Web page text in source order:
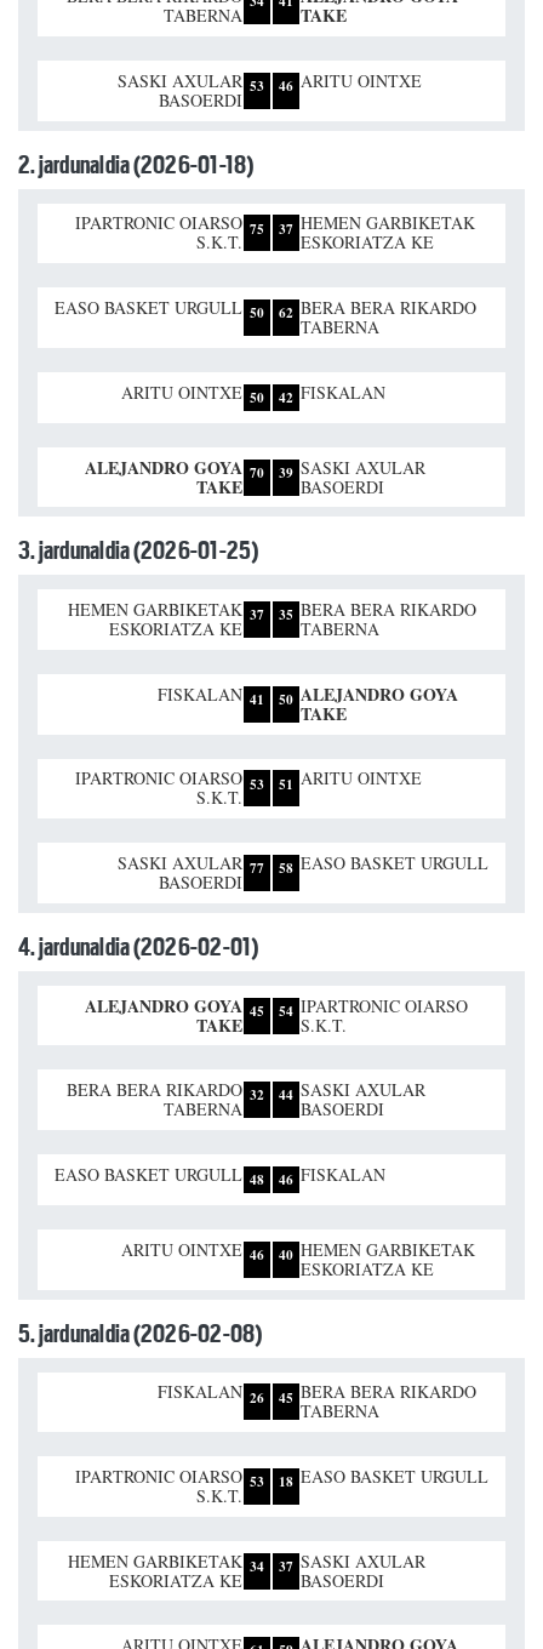
TABERNA
TAKE
SASKI AXULAR
BASOERDI
53 46 ARITU OINTXE
2. jardunaldia (2026-01-18)
IPARTRONIC OIARSO
S.K.T.
75 37 HEMEN GARBIKETAK
ESKORIATZA KE
EASO BASKET URGULL 50 62 BERA BERA RIKARDO
TABERNA
ARITU OINTXE 50 42 FISKALAN
ALEJANDRO GOYA
TAKE
70 39 SASKI AXULAR
BASOERDI
3. jardunaldia (2026-01-25)
HEMEN GARBIKETAK
ESKORIATZA KE
37 35 BERA BERA RIKARDO
TABERNA
FISKALAN 41 50 ALEJANDRO GOYA
TAKE
IPARTRONIC OIARSO
S.K.T.
53 51 ARITU OINTXE
SASKI AXULAR
BASOERDI
77 58 EASO BASKET URGULL
4. jardunaldia (2026-02-01)
ALEJANDRO GOYA
TAKE
45 54 IPARTRONIC OIARSO
S.K.T.
BERA BERA RIKARDO
TABERNA
32 44 SASKI AXULAR
BASOERDI
EASO BASKET URGULL 48 46 FISKALAN
ARITU OINTXE 46 40 HEMEN GARBIKETAK
ESKORIATZA KE
5. jardunaldia (2026-02-08)
FISKALAN 26 45 BERA BERA RIKARDO
TABERNA
IPARTRONIC OIARSO
S.K.T.
53 18 EASO BASKET URGULL
HEMEN GARBIKETAK
ESKORIATZA KE
34 37 SASKI AXULAR
BASOERDI